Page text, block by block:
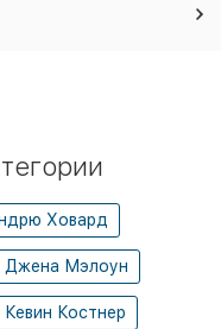
Ховард
Джена Мэлоун
Кевин Костнер